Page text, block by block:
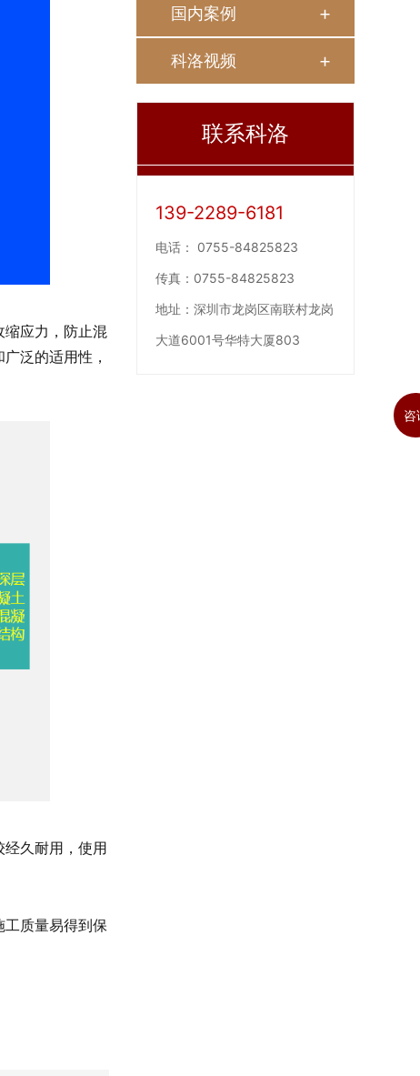
应力，防止混
泛的适用性，
久耐用，使用
质量易得到保
国内案例
科洛视频
联系科洛
139-2289-6181
电话： 0755-84825823
传真： 0755-84825823
地址： 深圳市龙岗区南联村龙岗
大道6001号华特大厦803
咨